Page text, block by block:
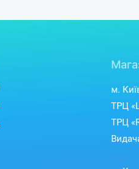
м.
ТРЦ
ТРЦ